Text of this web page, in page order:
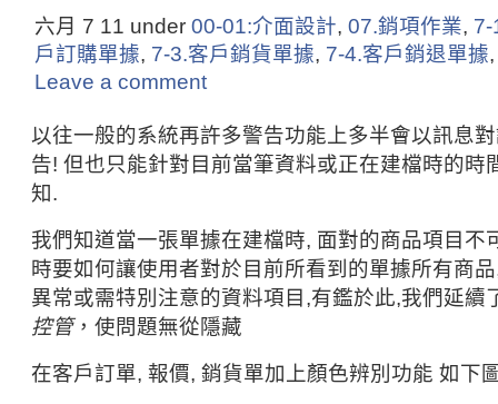
六月 7 11 under 00-01:介面設計, 07.銷項作業, 7-
戶訂購單據, 7-3.客戶銷貨單據, 7-4.客戶銷退單據
Leave a comment
以往一般的系統再許多警告功能上多半會以訊息
告! 但也只能針對目前當筆資料或正在建檔時的時
知.
我們知道當一張單據在建檔時, 面對的商品項目不
時要如何讓使用者對於目前所看到的單據所有商
異常或需特別注意的資料項目,有鑑於此,我們延續
控管，使問題無從隱藏
在客戶訂單, 報價, 銷貨單加上顏色辨別功能 如下